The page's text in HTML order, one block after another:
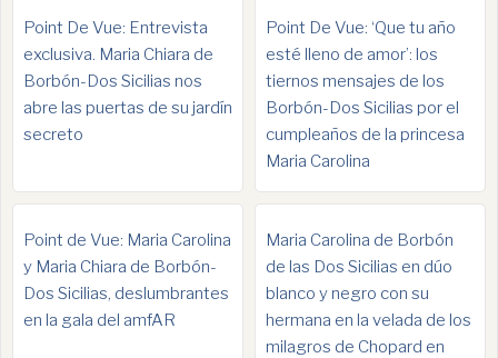
Point De Vue: Entrevista
exclusiva. Maria Chiara de
Borbón-Dos Sicilias nos
abre las puertas de su jardín
secreto
Point De Vue: ‘Que tu año
esté lleno de amor’: los
tiernos mensajes de los
Borbón-Dos Sicilias por el
cumpleaños de la princesa
Maria Carolina
Point de Vue: Maria Carolina
y Maria Chiara de Borbón-
Dos Sicilias, deslumbrantes
en la gala del amfAR
Maria Carolina de Borbón
de las Dos Sicilias en dúo
blanco y negro con su
hermana en la velada de los
milagros de Chopard en